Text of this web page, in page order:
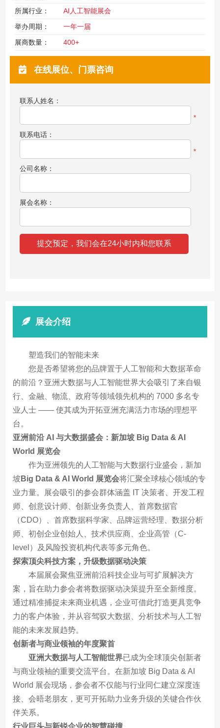
所属行业：
AI人工智能展会
举办周期：
一年一届
展商数量：
400+
在线展位、门票咨询
联系人姓名：
*
联系电话：
*
公司名称：
展会名称：
展会介绍
塑造我们的智能未来
您是否希望将您的品牌置于人工智能和大数据革命
的前沿？亚洲大数据与人工智能世界大会吸引了来自银
行、金融、物流、政府等领域领先机构的 7000 多名专
业人士 —— 使其成为开拓亚洲充满活力市场的理想平
台。
亚洲前沿 AI 与大数据盛会：新加坡 Big Data & AI
World 展览会
作为亚洲领先的人工智能与大数据行业盛会，新加
坡 Big Data & AI World 展览会将汇聚全球核心领域的专
业力量。展会吸引的参会群体涵盖 IT 决策者、开发工程
师、创意设计师、创新业务负责人、首席数据官
（CDO）、首席数据科学家、品牌运营经理、数据分析
师、初创企业创始人、技术供应商、企业高管（C-
level）及风险投资机构代表等多元角色。
探索顶尖科技方案，升级数据驱动决策
本届展会聚焦亚洲前沿科技企业与可扩展解决方
案，旨在助力参会者将数据驱动决策提升至全新维度。
通过精准捕捉未来商业机遇，企业可借此打造更具竞争
力的客户体验，并从容驾驭大数据、分析技术与人工智
能的未来发展趋势。
创新者与商业领袖的年度聚首
亚洲大数据与人工智能世界已成为全球顶尖创新者
与商业领袖的重要交流平台。在新加坡 Big Data & AI
World 展会现场，参会者不仅能与行业同仁建立深度连
接、会晤老朋友，更可开拓助力业务升级的关键合作伙
伴关系。